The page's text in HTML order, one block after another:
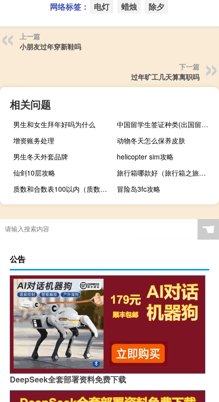
网络标签： 电灯 蜡烛 除夕
上一篇
小朋友过年穿新鞋吗
下一篇
过年旷工几天算离职吗
相关问题
男生和女生拜年好吗为什么
中国留学生签证种类(出国留学签证种类)
增资账务处理
动物冬天怎么保养皮肤
男生冬天外套品牌
helicopter sim攻略
仙剑10层攻略
旅行箱哪款好（旅行箱之旅行箱什么牌子好）
质数和合数表100以内（质数和合数）
冒险岛3fc攻略
☚
公告
DeepSeek全套部署资料免费下载